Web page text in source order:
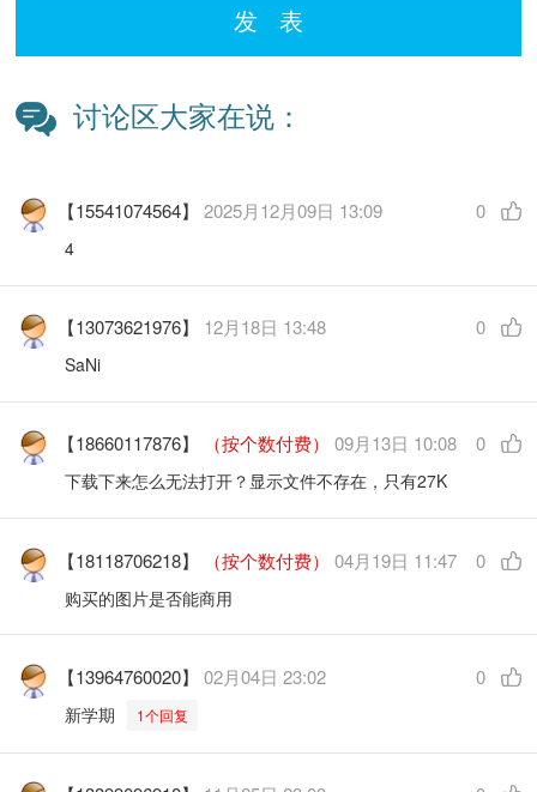
发 表
讨论区大家在说：
【15541074564】2025月12月09日 13:09 0
4
【13073621976】 12月18日 13:48 0
SaNi
【18660117876】 （按个数付费） 09月13日 10:08 0
下载下来怎么无法打开？显示文件不存在，只有27K
【18118706218】 （按个数付费） 04月19日 11:47 0
购买的图片是否能商用
【13964760020】02月04日 23:02 0
新学期 1个回复